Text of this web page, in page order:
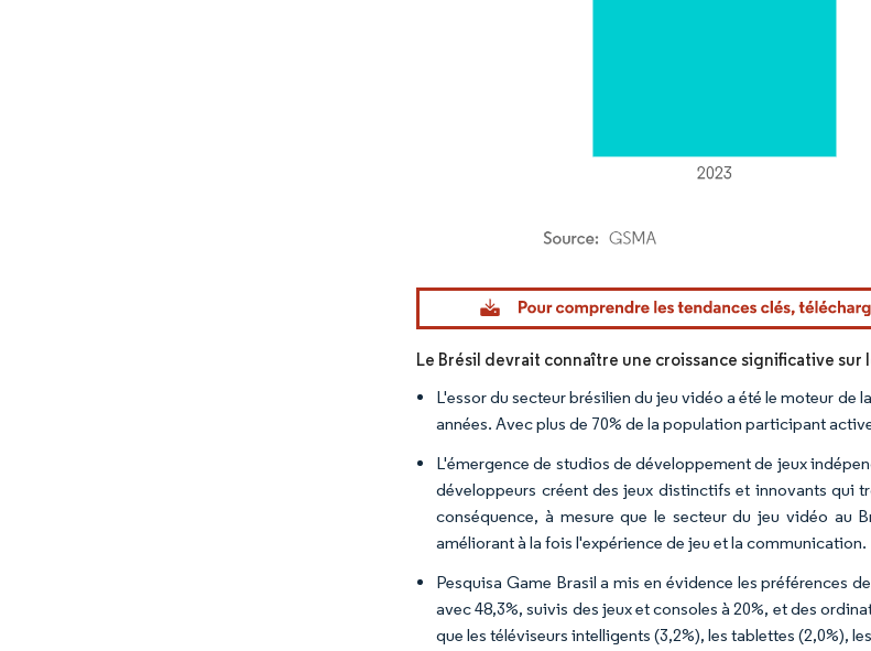
Image © Mordor Intelligence. La réutilisation nécessite une attribution sous CC
Le Brésil devrait connaître une croissance significative sur
L'essor du secteur brésilien du jeu vidéo a été le moteur de
années. Avec plus de 70% de la population participant
L'émergence de studios de développement de jeux
développeurs créent des jeux distinctifs et innovants qui
conséquence, à mesure que le secteur du jeu vidéo au
améliorant à la fois l'expérience de jeu et la communication.
Pesquisa Game Brasil a mis en évidence les préférences
avec 48,3%, suivis des jeux et consoles à 20%, et des
que les téléviseurs intelligents (3,2%), les tablettes (2,0%),